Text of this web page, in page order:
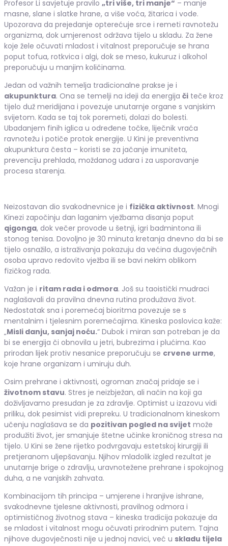
Profesor Li savjetuje pravilo „tri više, tri manje“ – manje
masne, slane i slatke hrane, a više voća, žitarica i vode.
Upozorava da prejedanje opterećuje srce i remeti ravnotežu
organizma, dok umjerenost održava tijelo u skladu. Za žene
koje žele očuvati mladost i vitalnost preporučuje se hrana
poput tofua, rotkvica i algi, dok se meso, kukuruz i alkohol
preporučuju u manjim količinama.
Jedan od važnih temelja tradicionalne prakse je i
akupunktura. Ona se temelji na ideji da energija či teče kroz
tijelo duž meridijana i povezuje unutarnje organe s vanjskim
svijetom. Kada se taj tok poremeti, dolazi do bolesti.
Ubadanjem finih iglica u određene točke, liječnik vraća
ravnotežu i potiče protok energije. U Kini je preventivna
akupunktura česta – koristi se za jačanje imuniteta,
prevenciju prehlada, moždanog udara i za usporavanje
procesa starenja.
Neizostavan dio svakodnevnice je i fizička aktivnost. Mnogi
Kinezi započinju dan laganim vježbama disanja poput
qigonga, dok večer provode u šetnji, igri badmintona ili
stonog tenisa. Dovoljno je 30 minuta kretanja dnevno da bi se
tijelo osnažilo, a istraživanja pokazuju da većina dugovječnih
osoba upravo redovito vježba ili se bavi nekim oblikom
fizičkog rada.
Važan je i ritam rada i odmora. Još su taoistički mudraci
naglašavali da pravilna dnevna rutina produžava život.
Nedostatak sna i poremećaj bioritma povezuje se s
mentalnim i tjelesnim poremećajima. Kineska poslovica kaže:
„Misli danju, sanjaj noću.“ Dubok i miran san potreban je da
bi se energija či obnovila u jetri, bubrezima i plućima. Kao
prirodan lijek protiv nesanice preporučuju se crvene urme,
koje hrane organizam i umiruju duh.
Osim prehrane i aktivnosti, ogroman značaj pridaje se i
životnom stavu. Stres je neizbježan, ali način na koji ga
doživljavamo presudan je za zdravlje. Optimist u izazovu vidi
priliku, dok pesimist vidi prepreku. U tradicionalnom kineskom
učenju naglašava se da pozitivan pogled na svijet može
produžiti život, jer smanjuje štetne učinke kroničnog stresa na
tijelo. U Kini se žene rijetko podvrgavaju estetskoj kirurgiji ili
pretjeranom uljepšavanju. Njihov mladolik izgled rezultat je
unutarnje brige o zdravlju, uravnotežene prehrane i spokojnog
duha, a ne vanjskih zahvata.
Kombinacijom tih principa – umjerene i hranjive ishrane,
svakodnevne tjelesne aktivnosti, pravilnog odmora i
optimističnog životnog stava – kineska tradicija pokazuje da
se mladost i vitalnost mogu očuvati prirodnim putem. Tajna
njihove dugovječnosti nije u jednoj navici, već u skladu tijela